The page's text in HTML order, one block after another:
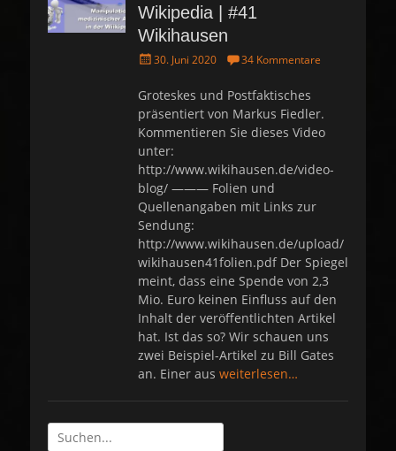
Wikipedia | #41
Wikihausen
P
s
e
d
o
n
30. Juni 2020 34 Kommentare
Groteskes und Postfaktisches
präsentiert von Markus Fiedler.
Kommentieren Sie dieses Video
unter:
http://www.wikihausen.de/video-
blog/ ——— Folien und
Quellenangaben mit Links zur
Sendung:
http://www.wikihausen.de/upload/
wikihausen41folien.pdf Der Spiegel
meint, dass eine Spende von 2,3
Mio. Euro keinen Einfluss auf den
Inhalt der veröffentlichten Artikel
hat. Ist das so? Wir schauen uns
zwei Beispiel-Artikel zu Bill Gates
an. Einer aus weiterlesen…
Suche